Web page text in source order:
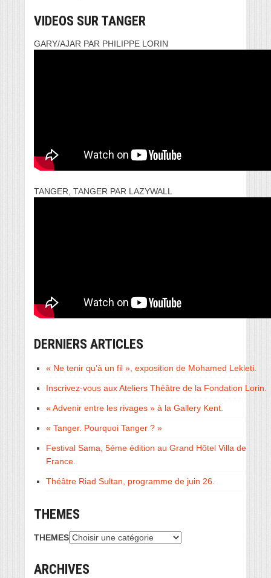
VIDEOS SUR TANGER
GARY/AJAR PAR PHILIPPE LORIN
TANGER, TANGER PAR LAZYWALL
DERNIERS ARTICLES
« Ne tenir qu’à un fil », exposition de Mohamed Lekleti.
Inscrivez-vous aux Ateliers Théâtre de la Fondation Lorin.
« Advenir entre les rivages » à la Gallery Kent.
« Tanger. Pourquoi Tanger ? »
Festival Sama, 5éme édition au Grand Hôtel Villa de
France.
Théâtre Riad Sultan, programme de juin 26.
THEMES
THEMES
ARCHIVES